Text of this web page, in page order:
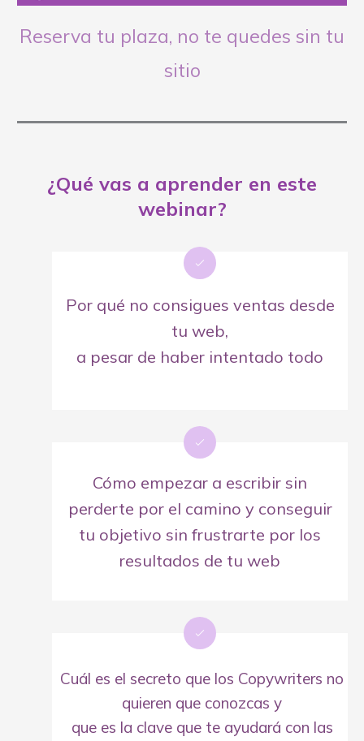
Reserva tu plaza, no te quedes sin tu
sitio
¿Qué vas a aprender en este
webinar?
Por qué no consigues ventas desde
tu web,
a pesar de haber intentado todo
Cómo empezar a escribir sin
perderte por el camino y conseguir
tu objetivo sin frustrarte por los
resultados de tu web
Cuál es el secreto que los Copywriters no
quieren que conozcas y
que es la clave que te ayudará con las